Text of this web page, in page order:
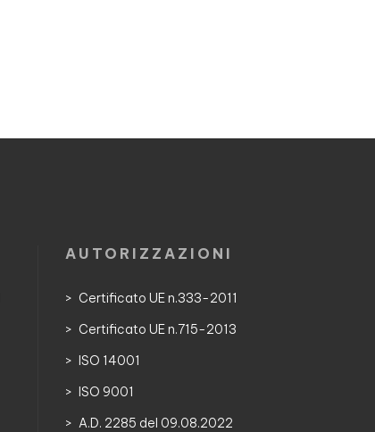
AUTORIZZAZIONI
Certificato UE n.333-2011
Certificato UE n.715-2013
ISO 14001
ISO 9001
A.D. 2285 del 09.08.2022